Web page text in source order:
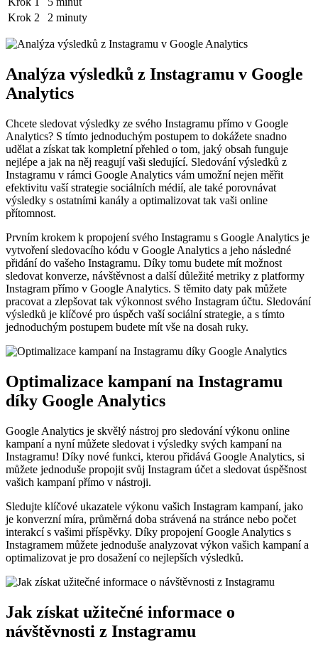
Krok 2
2 minuty
Analýza výsledků z Instagramu v Google
Analytics
Chcete sledovat výsledky ze svého Instagramu přímo v Google
Analytics? S tímto jednoduchým postupem to dokážete snadno
udělat a získat tak kompletní přehled o tom, jaký obsah funguje
nejlépe a jak na něj reagují vaši sledující. Sledování výsledků z
Instagramu v rámci Google Analytics vám umožní nejen měřit
efektivitu vaší strategie sociálních médií, ale také porovnávat
výsledky s ostatními kanály a optimalizovat tak vaši online
přítomnost.
Prvním krokem k propojení svého Instagramu s Google Analytics je
vytvoření sledovacího kódu v Google Analytics a jeho následné
přidání do vašeho Instagramu. Díky tomu budete mít možnost
sledovat konverze, návštěvnost a další důležité metriky z platformy
Instagram přímo v Google Analytics. S těmito daty pak můžete
pracovat a zlepšovat tak výkonnost svého Instagram účtu. Sledování
výsledků je klíčové pro úspěch vaší sociální strategie, a s tímto
jednoduchým postupem budete mít vše na dosah ruky.
Optimalizace kampaní na Instagramu
díky Google Analytics
Google Analytics je skvělý nástroj pro sledování výkonu online
kampaní a nyní můžete sledovat i výsledky svých kampaní na
Instagramu! Díky nové funkci, kterou přidává Google Analytics, si
můžete jednoduše propojit svůj Instagram účet a sledovat úspěšnost
vašich kampaní přímo v nástroji.
Sledujte klíčové ukazatele výkonu vašich Instagram kampaní, jako
je konverzní míra, průměrná doba strávená na stránce nebo počet
interakcí s vašimi příspěvky. Díky propojení Google Analytics s
Instagramem můžete jednoduše analyzovat výkon vašich kampaní a
optimalizovat je pro dosažení co nejlepších výsledků.
Jak získat užitečné informace o
návštěvnosti z Instagramu